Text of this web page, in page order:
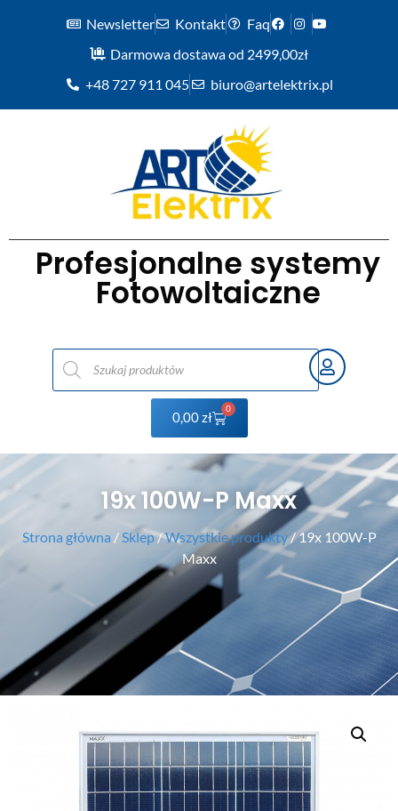
Newsletter Kontakt
Faq
Darmowa dostawa od 2499,00zł
+48 727 911 045
biuro@artelektrix.pl
Profesjonalne systemy
Fotowoltaiczne
0,00zł
0
19x 100W-P Maxx
Strona główna / Sklep/Wszystkie produkty/ 19x 100W-P
Maxx